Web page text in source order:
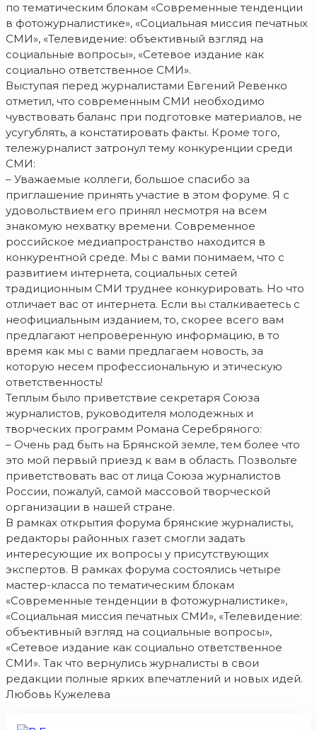
по тематическим блокам «Современные тенденции
в фотожурналистике», «Социальная миссия печатных
СМИ», «Телевидение: объективный взгляд на
социальные вопросы», «Сетевое издание как
социально ответственное СМИ».
Выступая перед журналистами Евгений Ревенко
отметил, что современным СМИ необходимо
чувствовать баланс при подготовке материалов, не
усугублять, а констатировать факты. Кроме того,
тележурналист затронул тему конкуренции среди
СМИ:
– Уважаемые коллеги, большое спасибо за
приглашение принять участие в этом форуме. Я с
удовольствием его принял несмотря на всем
знакомую нехватку времени. Современное
российское медиапространство находится в
конкурентной среде. Мы с вами понимаем, что с
развитием интернета, социальных сетей
традиционным СМИ труднее конкурировать. Но что
отличает вас от интернета. Если вы сталкиваетесь с
неофициальным изданием, то, скорее всего вам
предлагают непроверенную информацию, в то
время как мы с вами предлагаем новость, за
которую несем профессиональную и этическую
ответственность!
Теплым было приветствие секретаря Союза
журналистов, руководителя молодежных и
творческих программ Романа Серебряного:
– Очень рад быть на Брянской земле, тем более что
это мой первый приезд к вам в область. Позвольте
приветствовать вас от лица Союза журналистов
России, пожалуй, самой массовой творческой
организации в нашей стране.
В рамках открытия форума брянские журналисты,
редакторы районных газет смогли задать
интересующие их вопросы у присутствующих
экспертов. В рамках форума состоялись четыре
мастер-класса по тематическим блокам
«Современные тенденции в фотожурналистике»,
«Социальная миссия печатных СМИ», «Телевидение:
объективный взгляд на социальные вопросы»,
«Сетевое издание как социально ответственное
СМИ». Так что вернулись журналисты в свои
редакции полные ярких впечатлений и новых идей.
Любовь Кужелева